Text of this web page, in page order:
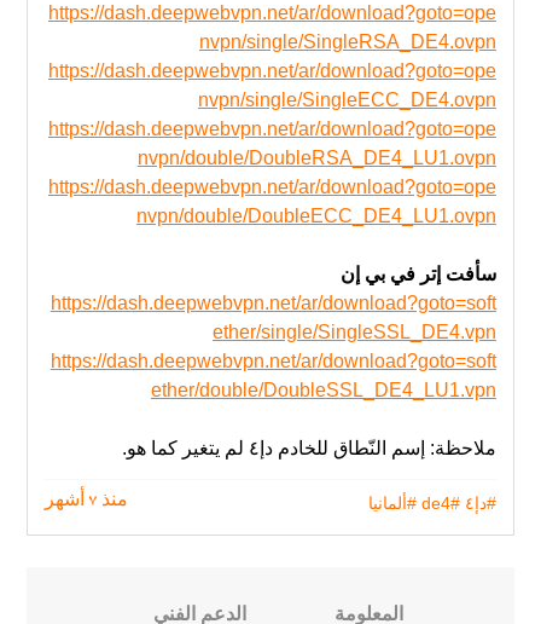
https://dash.deepwebvpn.net/ar/download?goto=ope
nvpn/single/SingleRSA_DE4.ovpn
https://dash.deepwebvpn.net/ar/download?goto=ope
nvpn/single/SingleECC_DE4.ovpn
https://dash.deepwebvpn.net/ar/download?goto=ope
nvpn/double/DoubleRSA_DE4_LU1.ovpn
https://dash.deepwebvpn.net/ar/download?goto=ope
nvpn/double/DoubleECC_DE4_LU1.ovpn
سأفت إتر في بي إن
https://dash.deepwebvpn.net/ar/download?goto=soft
ether/single/SingleSSL_DE4.vpn
https://dash.deepwebvpn.net/ar/download?goto=soft
ether/double/DoubleSSL_DE4_LU1.vpn
ملاحظة: إسم النّطاق للخادم دإ٤ لم يتغير‬ كما هو.
منذ 7 أشهر #دإ٤ #de4 #ألمانيا
المعلومة الدعم الفني